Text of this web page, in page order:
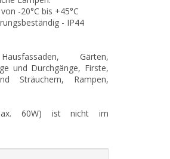
-20°C bis +45°C
- IP44
Gärten,
und Durchgänge, Firste,
Sträuchern, Rampen,
60W) ist nicht im